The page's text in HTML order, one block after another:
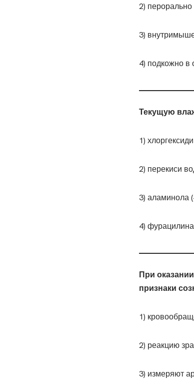
2) перорально
3)
4) подкожно в
Текущую
1)
2) перекиси
3) аламинола
4) фурацилина
При
признаки
1)
2) реакцию
3) измеряют